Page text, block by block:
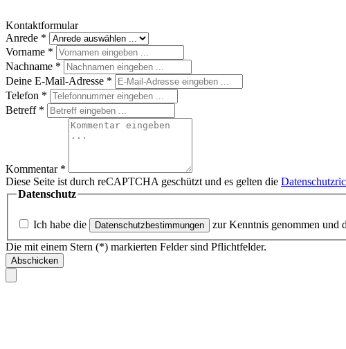
Kontaktformular
Anrede *
Vorname *
Nachname *
Deine E-Mail-Adresse *
Telefon *
Betreff *
Kommentar *
Diese Seite ist durch reCAPTCHA geschützt und es gelten die
Datenschutz
Ich habe die Datenschutzbestimmungen zur Kenntnis genommen und
Die mit einem Stern (*) markierten Felder sind Pflichtfelder.
Abschicken